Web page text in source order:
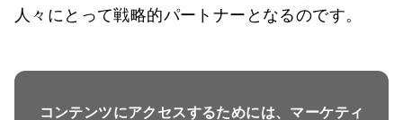
人々にとって戦略的パートナーとなるのです。
コンテンツにアクセスするためには、マーケティ